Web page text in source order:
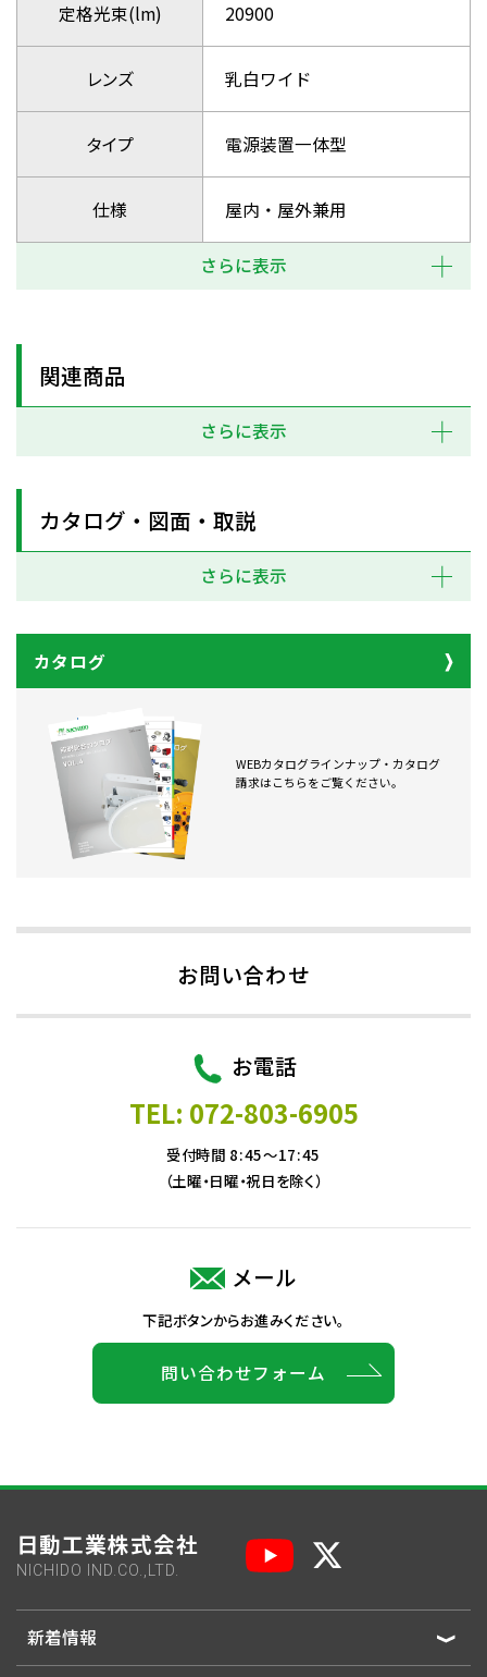
定格光束(lm) 20900
レンズ 乳白ワイド
タイプ 電源装置一体型
仕様 屋内・屋外兼用
さらに表示
関連商品
さらに表示
カタログ・図面・取説
さらに表示
カタログ
WEBカタログラインナップ・カタログ
請求はこちらをご覧ください。
お問い合わせ
お電話
TEL: 072-803-6905
受付時間 8:45～17:45
（土曜・日曜・祝日を除く）
メール
下記ボタンからお進みください。
問い合わせフォーム
日動工業株式会社
NICHIDO IND.CO.,LTD.
新着情報